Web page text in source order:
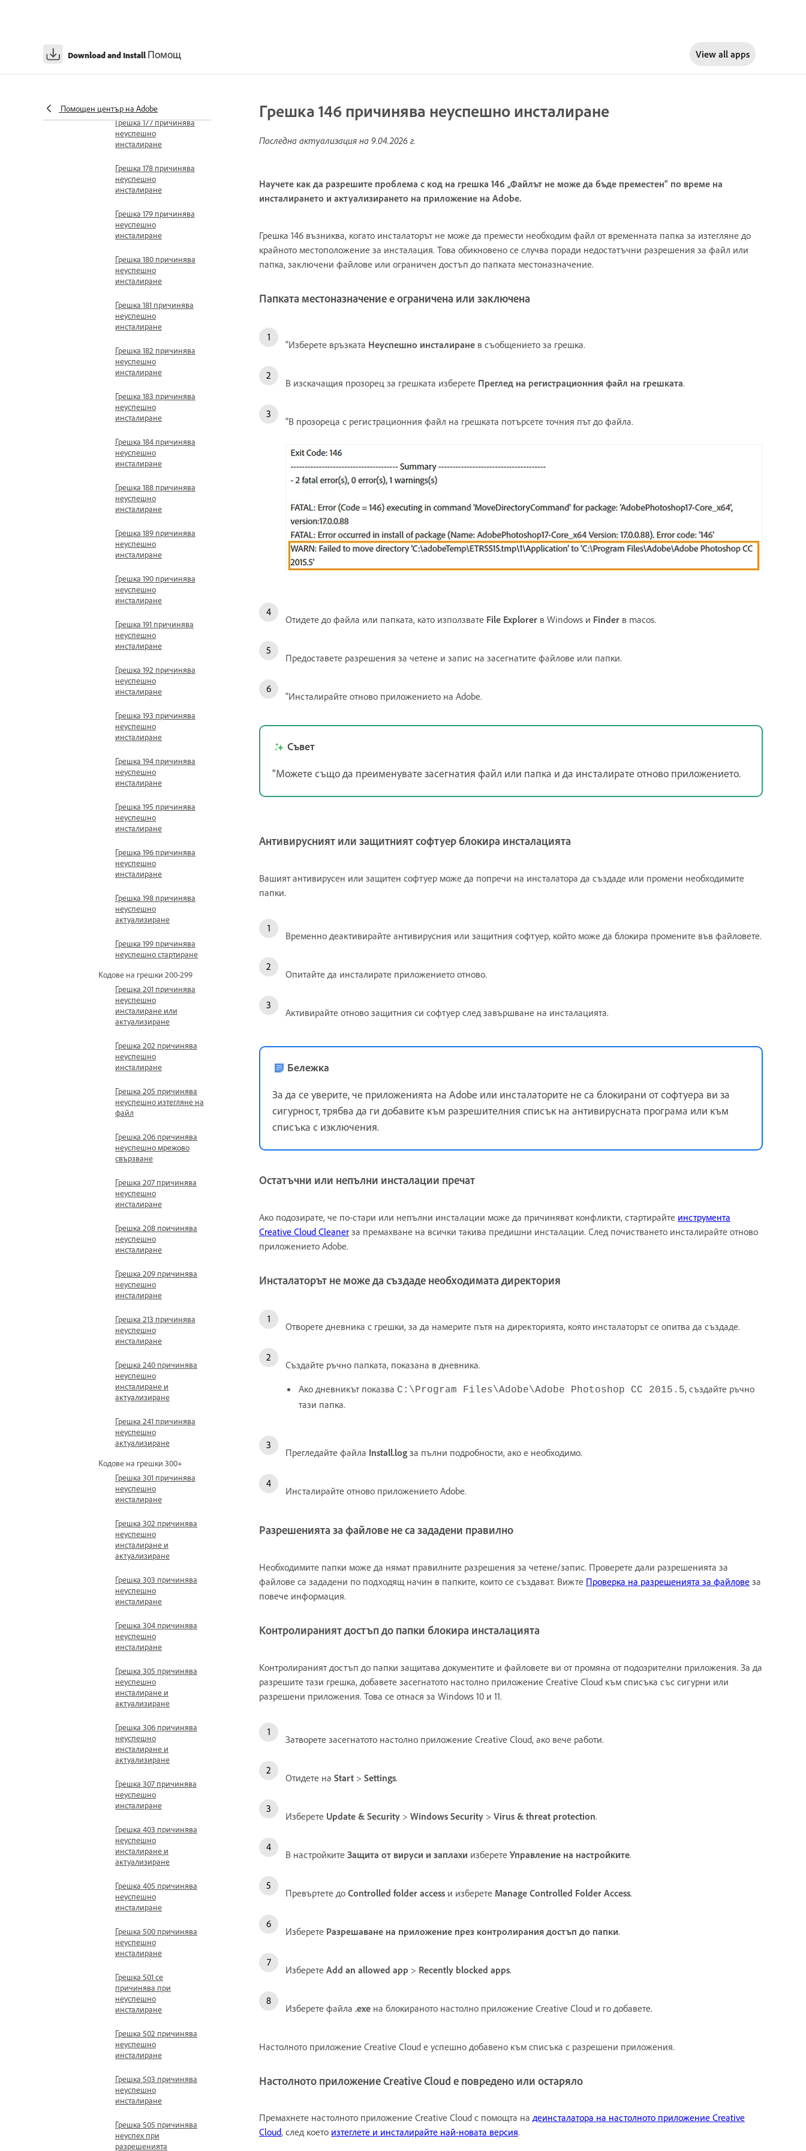
Download and Install Помощ View all apps
Помощен център на Adobe
инсталиране
Грешка 176 причинява
Грешка 177 причинява
неуспешно
инсталиране
Грешка 178 причинява
неуспешно
инсталиране
Грешка 179 причинява
неуспешно
инсталиране
Грешка 180 причинява
неуспешно
инсталиране
Грешка 181 причинява
неуспешно
инсталиране
Грешка 182 причинява
неуспешно
инсталиране
Грешка 183 причинява
неуспешно
инсталиране
Грешка 184 причинява
неуспешно
инсталиране
Грешка 188 причинява
неуспешно
инсталиране
Грешка 189 причинява
неуспешно
инсталиране
Грешка 190 причинява
неуспешно
инсталиране
Грешка 191 причинява
неуспешно
инсталиране
Грешка 192 причинява
неуспешно
инсталиране
Грешка 193 причинява
неуспешно
инсталиране
Грешка 194 причинява
неуспешно
инсталиране
Грешка 195 причинява
неуспешно
инсталиране
Грешка 196 причинява
неуспешно
инсталиране
Грешка 198 причинява
неуспешно
актуализиране
Грешка 199 причинява
неуспешно стартиране
Кодове на грешки 200-299
Грешка 201 причинява
неуспешно
инсталиране или
актуализиране
Грешка 202 причинява
неуспешно
инсталиране
Грешка 205 причинява
неуспешно изтегляне на
файл
Грешка 206 причинява
неуспешно мрежово
свързване
Грешка 207 причинява
неуспешно
инсталиране
Грешка 208 причинява
неуспешно
инсталиране
Грешка 209 причинява
неуспешно
инсталиране
Грешка 213 причинява
неуспешно
инсталиране
Грешка 240 причинява
неуспешно
инсталиране и
актуализиране
Грешка 241 причинява
неуспешно
актуализиране
Кодове на грешки 300+
Грешка 301 причинява
неуспешно
инсталиране
Грешка 302 причинява
неуспешно
инсталиране и
актуализиране
Грешка 303 причинява
неуспешно
инсталиране
Грешка 304 причинява
неуспешно
инсталиране
Грешка 305 причинява
неуспешно
инсталиране и
актуализиране
Грешка 306 причинява
неуспешно
инсталиране и
актуализиране
Грешка 307 причинява
неуспешно
инсталиране
Грешка 403 причинява
неуспешно
инсталиране и
актуализиране
Грешка 405 причинява
неуспешно
инсталиране
Грешка 500 причинява
неуспешно
инсталиране
Грешка 501 се
причинява при
неуспешно
инсталиране
Грешка 502 причинява
неуспешно
инсталиране
Грешка 503 причинява
неуспешно
инсталиране
Грешка 505 причинява
неуспех при
разрешенията
Грешка 146 причинява неуспешно инсталиране
Последна актуализация на 9.04.2026 г.
Научете как да разрешите проблема с код на грешка 146 „Файлът не може да бъде преместен“ по време на
инсталирането и актуализирането на приложение на Adobe.
Грешка 146 възниква, когато инсталаторът не може да премести необходим файл от временната папка за изтегляне до
крайното местоположение за инсталация. Това обикновено се случва поради недостатъчни разрешения за файл или
папка, заключени файлове или ограничен достъп до папката местоназначение.
Папката местоназначение е ограничена или заключена
"Изберете връзката Неуспешно инсталиране в съобщението за грешка.
В изскачащия прозорец за грешката изберете Преглед на регистрационния файл на грешката.
"В прозореца с регистрационния файл на грешката потърсете точния път до файла.
Отидете до файла или папката, като използвате File Explorer в Windows и Finder в macos.
Предоставете разрешения за четене и запис на засегнатите файлове или папки.
"Инсталирайте отново приложението на Adobe.
Съвет
"Можете също да преименувате засегнатия файл или папка и да инсталирате отново приложението.
Антивирусният или защитният софтуер блокира инсталацията
Вашият антивирусен или защитен софтуер може да попречи на инсталатора да създаде или промени необходимите
папки.
Временно деактивирайте антивирусния или защитния софтуер, който може да блокира промените във файловете.
Опитайте да инсталирате приложението отново.
Активирайте отново защитния си софтуер след завършване на инсталацията.
Бележка
За да се уверите, че приложенията на Adobe или инсталаторите не са блокирани от софтуера ви за
сигурност, трябва да ги добавите към разрешителния списък на антивирусната програма или към
списъка с изключения.
Остатъчни или непълни инсталации пречат
Ако подозирате, че по-стари или непълни инсталации може да причиняват конфликти, стартирайте инструмента
Creative Cloud Cleaner за премахване на всички такива предишни инсталации. След почистването инсталирайте отново
приложението Adobe.
Инсталаторът не може да създаде необходимата директория
Отворете дневника с грешки, за да намерите пътя на директорията, която инсталаторът се опитва да създаде.
Създайте ръчно папката, показана в дневника.
Ако дневникът показва C:\Program Files\Adobe\Adobe Photoshop CC 2015.5, създайте ръчно
тази папка.
Прегледайте файла Install.log за пълни подробности, ако е необходимо.
Инсталирайте отново приложението Adobe.
Разрешенията за файлове не са зададени правилно
Необходимите папки може да нямат правилните разрешения за четене/запис. Проверете дали разрешенията за
файлове са зададени по подходящ начин в папките, които се създават. Вижте Проверка на разрешенията за файлове за
повече информация.
Контролираният достъп до папки блокира инсталацията
Контролираният достъп до папки защитава документите и файловете ви от промяна от подозрителни приложения. За да
разрешите тази грешка, добавете засегнатото настолно приложение Creative Cloud към списъка със сигурни или
разрешени приложения. Това се отнася за Windows 10 и 11.
Затворете засегнатото настолно приложение Creative Cloud, ако вече работи.
Отидете на Start > Settings.
Изберете Update & Security > Windows Security > Virus & threat protection.
В настройките Защита от вируси и заплахи изберете Управление на настройките.
Превъртете до Controlled folder access и изберете Manage Controlled Folder Access.
Изберете Разрешаване на приложение през контролирания достъп до папки.
Изберете Add an allowed app > Recently blocked apps.
Изберете файла .exe на блокираното настолно приложение Creative Cloud и го добавете.
Настолното приложение Creative Cloud е успешно добавено към списъка с разрешени приложения.
Настолното приложение Creative Cloud е повредено или остаряло
Премахнете настолното приложение Creative Cloud с помощта надеинсталатора на настолното приложение Creative
Cloud, след което изтеглете и инсталирайте най-новата версия.